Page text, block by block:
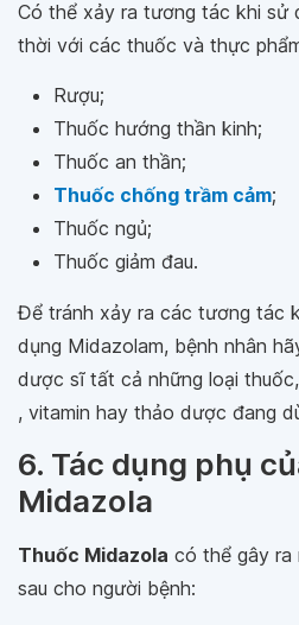
Có thể xảy ra tương tác khi sử
thời với các thuốc và thực
Rượu;
Thuốc hướng thần kinh;
Thuốc an thần;
Thuốc chống trầm cảm;
Thuốc ngủ;
Thuốc giảm đau.
Để tránh xảy ra các tương tác
dụng Midazolam, bệnh nhân
dược sĩ tất cả những loại thuốc,
, vitamin hay thảo dược đang
6. Tác dụng phụ
Midazola
Thuốc Midazola có thể gây ra
sau cho người bệnh: